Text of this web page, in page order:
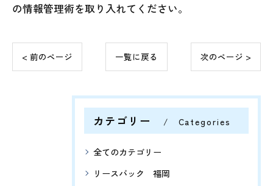
の情報管理術を取り入れてください。
< 前のページ 一覧に戻る 次のページ >
カテゴリー Categories
全てのカテゴリー
リースバック 福岡